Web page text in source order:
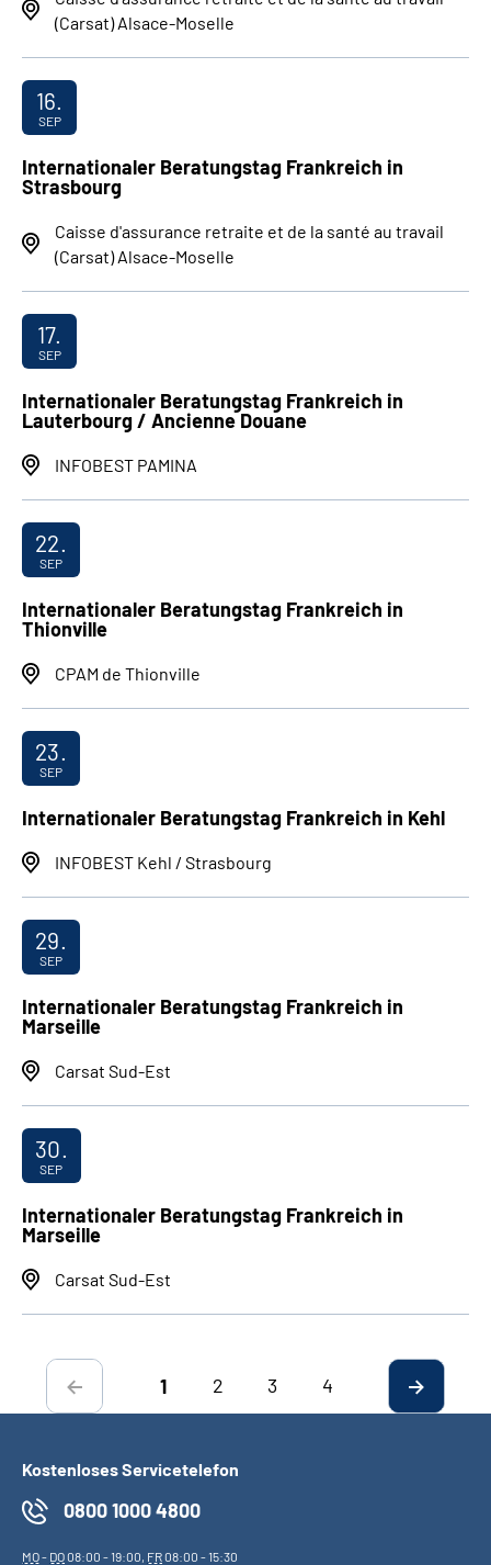
(Carsat) Alsace-Moselle
Internationaler Beratungstag Frankreich in
Strasbourg
Caisse d'assurance retraite et de la santé au travail
(Carsat) Alsace-Moselle
16.
SEP
Internationaler Beratungstag Frankreich in
Lauterbourg / Ancienne Douane
INFOBEST PAMINA
17.
SEP
Internationaler Beratungstag Frankreich in
Thionville
CPAM de Thionville
22.
SEP
Internationaler Beratungstag Frankreich in Kehl
INFOBEST Kehl / Strasbourg
23.
SEP
Internationaler Beratungstag Frankreich in
Marseille
Carsat Sud-Est
29.
SEP
Internationaler Beratungstag Frankreich in
Marseille
Carsat Sud-Est
30.
SEP
1 2 3 4
Kostenloses Servicetelefon
0800 1000 4800
MO- DO08:00 - 19:00, FR08:00 - 15:30